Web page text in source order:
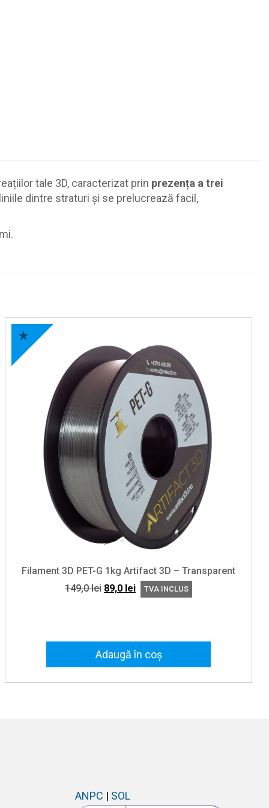
tale 3D, caracterizat prin prezența a trei
dintre straturi și se prelucrează facil,
Filament 3D PET-G 1kg Artifact 3D – Transparent
149,0lei Prețul
149,0 lei.
89,0 leiPrețul
TVA INCLUS
Adaugă în coș
ANPC | SOL